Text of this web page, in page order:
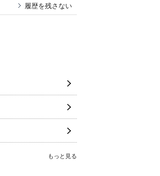
履歴を残さない
もっと見る